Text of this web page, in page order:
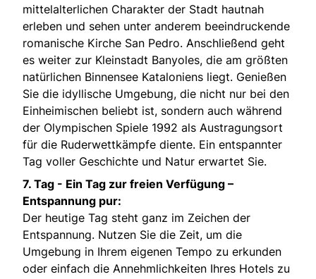
mittelalterlichen Charakter der Stadt hautnah
erleben und sehen unter anderem beeindruckende
romanische Kirche San Pedro. Anschließend geht
es weiter zur Kleinstadt Banyoles, die am größten
natürlichen Binnensee Kataloniens liegt. Genießen
Sie die idyllische Umgebung, die nicht nur bei den
Einheimischen beliebt ist, sondern auch während
der Olympischen Spiele 1992 als Austragungsort
für die Ruderwettkämpfe diente. Ein entspannter
Tag voller Geschichte und Natur erwartet Sie.
7. Tag - Ein Tag zur freien Verfügung –
Entspannung pur:
Der heutige Tag steht ganz im Zeichen der
Entspannung. Nutzen Sie die Zeit, um die
Umgebung in Ihrem eigenen Tempo zu erkunden
oder einfach die Annehmlichkeiten Ihres Hotels zu